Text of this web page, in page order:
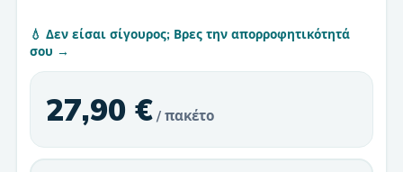
💧 Δεν είσαι σίγουρος; Βρες την απορροφητικότητά
σου →
27,90 € / πακέτο